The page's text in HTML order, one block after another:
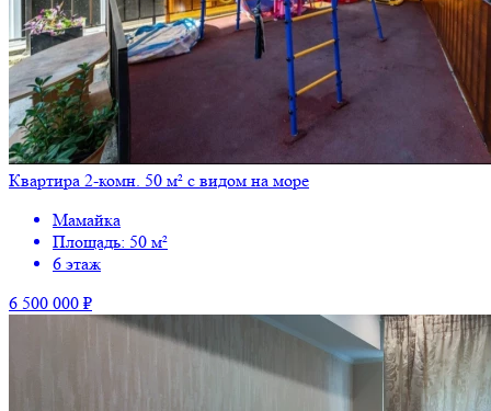
Квартира 2-комн. 50 м² с видом на море
Мамайка
Площадь: 50 м²
6 этаж
6 500 000 ₽